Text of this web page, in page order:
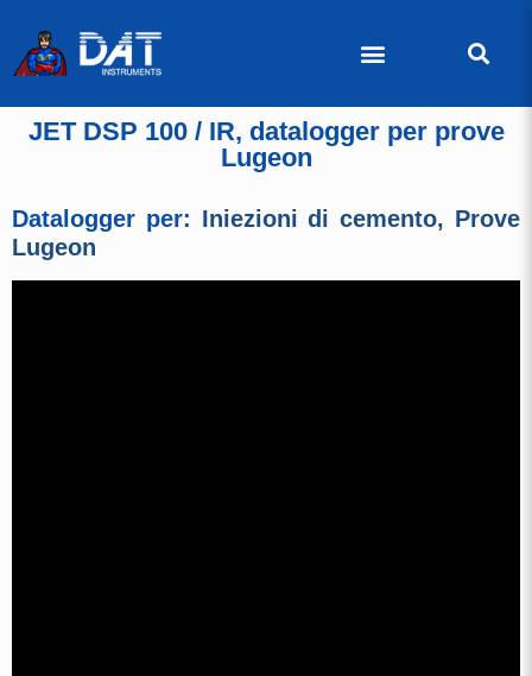
JET DSP 100 / IR, datalogger per prove
Lugeon
Datalogger per: Iniezioni di cemento, Prove
Lugeon